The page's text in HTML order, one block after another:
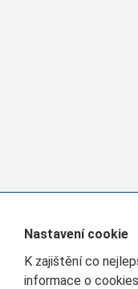
Nastavení cookie
K zajištění co
informace o